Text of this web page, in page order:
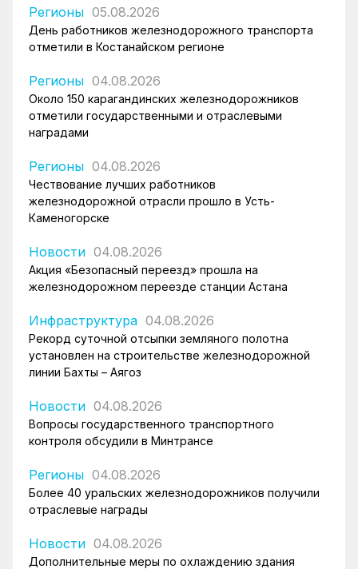
Регионы 05.08.2026
День работников железнодорожного транспорта
отметили в Костанайском регионе
Регионы 04.08.2026
Около 150 карагандинских железнодорожников
отметили государственными и отраслевыми
наградами
Регионы 04.08.2026
Чествование лучших работников
железнодорожной отрасли прошло в Усть-
Каменогорске
Новости 04.08.2026
Акция «Безопасный переезд» прошла на
железнодорожном переезде станции Астана
Инфраструктура 04.08.2026
Рекорд суточной отсыпки земляного полотна
установлен на строительстве железнодорожной
линии Бахты – Аягоз
Новости 04.08.2026
Вопросы государственного транспортного
контроля обсудили в Минтрансе
Регионы 04.08.2026
Более 40 уральских железнодорожников получили
отраслевые награды
Новости 04.08.2026
Дополнительные меры по охлаждению здания